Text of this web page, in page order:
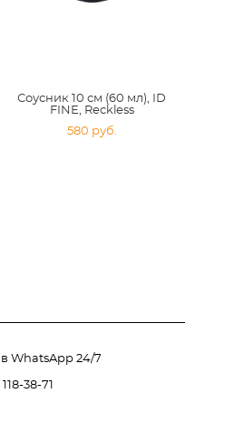
Соусник 10 см (60 мл), ID
FINE, Reckless
580 pуб.
WhatsApp 24/7
38-71